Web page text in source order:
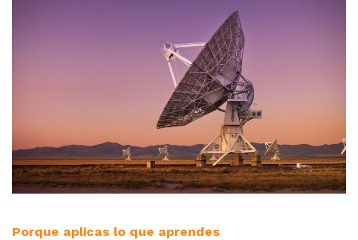
Porque aplicas lo que aprendes